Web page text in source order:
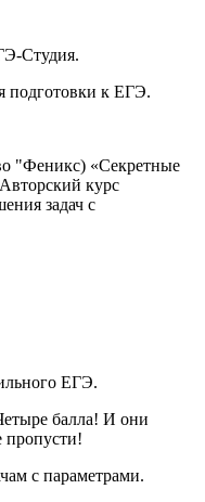
Студия.
подготовки к ЕГЭ.
"Феникс) «Секретные
курс
задач с
ЕГЭ.
балла! И они
пропусти!
с параметрами.